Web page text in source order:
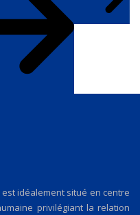
est idéalement situé en centre
privilégiant la relation